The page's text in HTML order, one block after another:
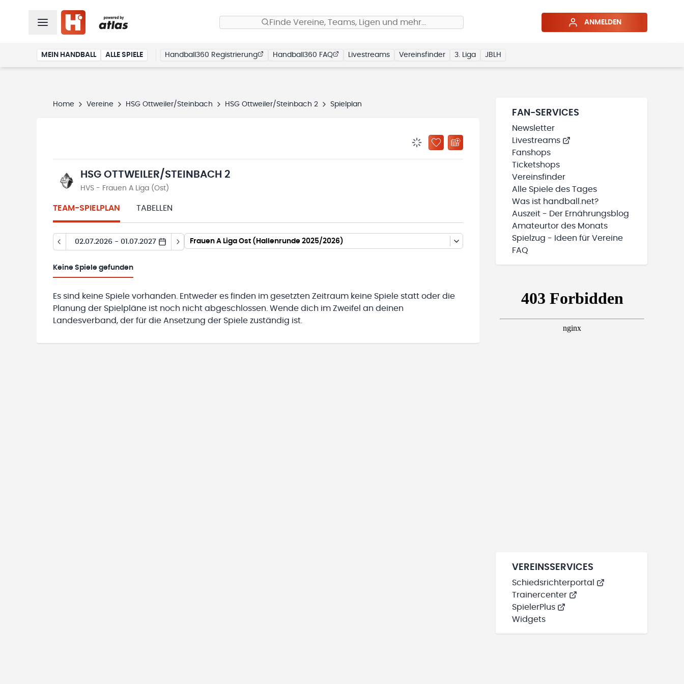
Finde Vereine, Teams, Ligen und mehr… ANMELDEN
MEIN HANDBALL ALLE SPIELE Handball360 Registrierung Handball360 FAQ Livestreams Vereinsfinder 3. Liga JBLH
Home Vereine HSG Ottweiler/Steinbach HSG Ottweiler/Steinbach 2 Spielplan
BENACHRICHTIGUNGSSTATUS WIRD GELADEN
ZU „MEINE TEAMS“ HINZUFÜGEN
HSG OTTWEILER/STEINBACH 2
HVS - Frauen A Liga (Ost)
TEAM-SPIELPLAN TABELLEN
02.07.2026 - 01.07.2027 Frauen A Liga Ost (Hallenrunde 2025/2026)
Keine Spiele gefunden
Es sind keine Spiele vorhanden. Entweder es finden im gesetzten Zeitraum keine Spiele statt oder die
Planung der Spielpläne ist noch nicht abgeschlossen. Wende dich im Zweifel an deinen
Landesverband, der für die Ansetzung der Spiele zuständig ist.
FAN-SERVICES
Newsletter
Livestreams
Fanshops
Ticketshops
Vereinsfinder
Alle Spiele des Tages
Was ist handball.net?
Auszeit - Der Ernährungsblog
Amateurtor des Monats
Spielzug - Ideen für Vereine
FAQ
VEREINSSERVICES
Schiedsrichterportal
Trainercenter
SpielerPlus
Widgets